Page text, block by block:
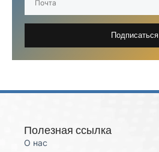
Подписаться
Полезная ссылка
О нас